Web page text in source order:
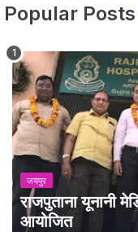
Popular Posts
जयपुर
राजपुताना यूनानी
आयोजित